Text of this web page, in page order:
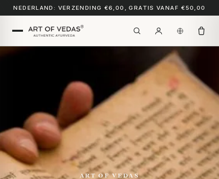
NEDERLAND: VERZENDING €6,00, GRATIS VANAF €50,00
ART OF VEDAS